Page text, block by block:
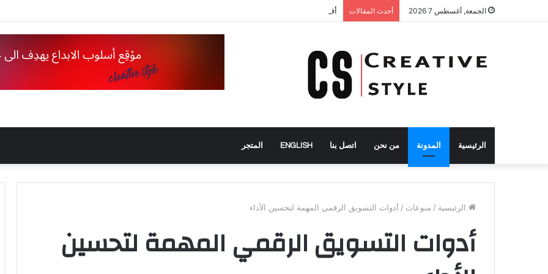
الجمعة, أغسطس 7 2026 أحدث المقالات أفضل طرق لتحسين محركات البحث
الرئيسية المدونة من نحن اتصل بنا ENGLISH المتجر
الرئيسية / منوعات / أدوات التسويق الرقمي المهمة لتحسين الأداء
أدوات التسويق الرقمي المهمة لتحسين